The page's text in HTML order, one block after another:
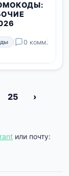
0 комм.
25 ›
или почту: